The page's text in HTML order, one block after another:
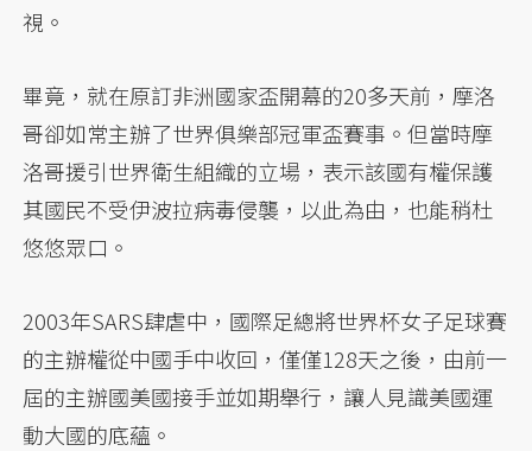
視。
畢竟，就在原訂非洲國家盃開幕的20多天前，摩洛
哥卻如常主辦了世界俱樂部冠軍盃賽事。但當時摩
洛哥援引世界衛生組織的立場，表示該國有權保護
其國民不受伊波拉病毒侵襲，以此為由，也能稍杜
悠悠眾口。
2003年SARS肆虐中，國際足總將世界杯女子足球賽
的主辦權從中國手中收回，僅僅128天之後，由前一
屆的主辦國美國接手並如期舉行，讓人見識美國運
動大國的底蘊。